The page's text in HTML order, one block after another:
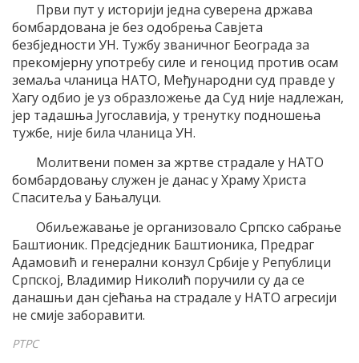
Први пут у историји једна суверена држава
бомбардована је без одобрења Савјета
безбједности УН. Тужбу званичног Београда за
прекомјерну употребу силе и геноцид против осам
земаља чланица НАТО, Међународни суд правде у
Хагу одбио је уз образложење да Суд није надлежан,
јер тадашња Југославија, у тренутку подношења
тужбе, није била чланица УН.
Молитвени помен за жртве страдале у НАТО
бомбардовању служен је данас у Храму Христа
Спаситеља у Бањалуци.
Обиљежавање је организовало Српско сабрање
Баштионик. Предсједник Баштионика, Предраг
Адамовић и генерални конзул Србије у Републици
Српској, Владимир Николић поручили су да се
данашњи дан сјећања на страдале у НАТО агресији
не смије заборавити.
РТРС